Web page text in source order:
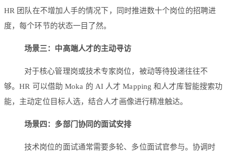
HR 团队在不增加人手的情况下，同时推进数十个岗位的招聘进
度，每个环节的状态一目了然。
场景三：中高端人才的主动寻访
对于核心管理岗或技术专家岗位，被动等待投递往往不
够。HR 可以借助 Moka 的 AI 人才 Mapping 和人才库智能搜索功
能，主动定位目标人选，结合人才画像进行精准触达。
场景四：多部门协同的面试安排
技术岗位的面试通常需要多轮、多位面试官参与。协调时